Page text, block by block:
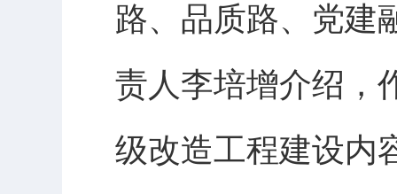
路、品质路、党建
责人李培增介绍，
级改造工程建设内